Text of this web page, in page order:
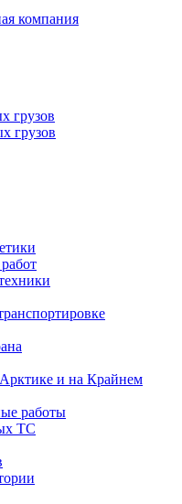
грузов
грузов
и на Крайнем
работы
ТС